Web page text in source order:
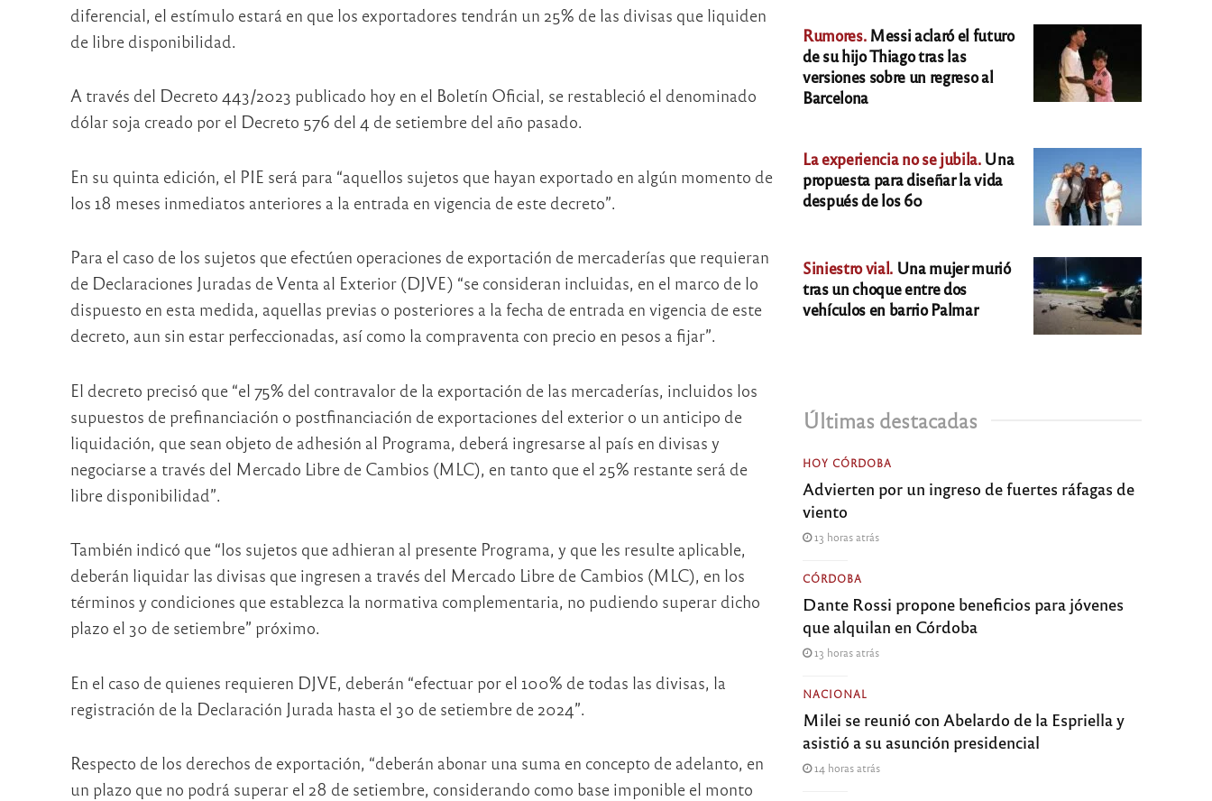
diferencial, el estímulo estará en que los exportadores tendrán un 25% de las divisas que liquiden
de libre disponibilidad.
A través del Decreto 443/2023 publicado hoy en el Boletín Oficial, se restableció el denominado
dólar soja creado por el Decreto 576 del 4 de setiembre del año pasado.
En su quinta edición, el PIE será para “aquellos sujetos que hayan exportado en algún momento de
los 18 meses inmediatos anteriores a la entrada en vigencia de este decreto”.
Para el caso de los sujetos que efectúen operaciones de exportación de mercaderías que requieran
de Declaraciones Juradas de Venta al Exterior (DJVE) “se consideran incluidas, en el marco de lo
dispuesto en esta medida, aquellas previas o posteriores a la fecha de entrada en vigencia de este
decreto, aun sin estar perfeccionadas, así como la compraventa con precio en pesos a fijar”.
El decreto precisó que “el 75% del contravalor de la exportación de las mercaderías, incluidos los
supuestos de prefinanciación o postfinanciación de exportaciones del exterior o un anticipo de
liquidación, que sean objeto de adhesión al Programa, deberá ingresarse al país en divisas y
negociarse a través del Mercado Libre de Cambios (MLC), en tanto que el 25% restante será de
libre disponibilidad”.
También indicó que “los sujetos que adhieran al presente Programa, y que les resulte aplicable,
deberán liquidar las divisas que ingresen a través del Mercado Libre de Cambios (MLC), en los
términos y condiciones que establezca la normativa complementaria, no pudiendo superar dicho
plazo el 30 de setiembre” próximo.
En el caso de quienes requieren DJVE, deberán “efectuar por el 100% de todas las divisas, la
registración de la Declaración Jurada hasta el 30 de setiembre de 2024”.
Respecto de los derechos de exportación, “deberán abonar una suma en concepto de adelanto, en
un plazo que no podrá superar el 28 de setiembre, considerando como base imponible el monto
Rumores.Messi aclaró el futuro
de su hijo Thiago tras las
versiones sobre un regreso al
Barcelona
La experiencia no se jubila.Una
propuesta para diseñar la vida
después de los 60
Siniestro vial. Una mujer murió
tras un choque entre dos
vehículos en barrio Palmar
Últimas destacadas
HOY CÓRDOBA
Advierten por un ingreso de fuertes ráfagas de
viento
13 horas atrás
CÓRDOBA
Dante Rossi propone beneficios para jóvenes
que alquilan en Córdoba
13 horas atrás
NACIONAL
Milei se reunió con Abelardo de la Espriella y
asistió a su asunción presidencial
14 horas atrás